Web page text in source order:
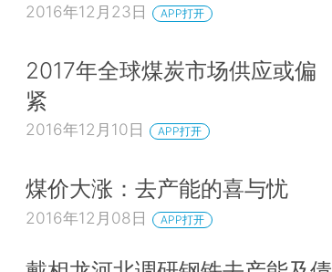
2016年12月23日 APP打开
2017年全球煤炭市场供应或偏
紧
2016年12月10日 APP打开
煤价大涨：去产能的喜与忧
2016年12月08日 APP打开